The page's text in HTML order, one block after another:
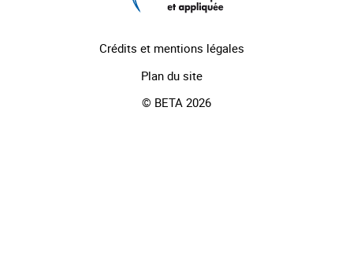
Crédits et mentions légales
Plan du site
© BETA 2026